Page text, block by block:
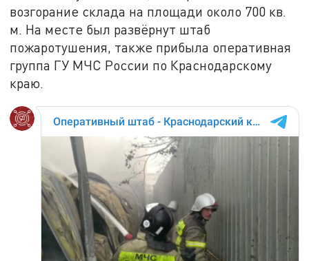
возгорание склада на площади около 700 кв.
м. На месте был развёрнут штаб
пожаротушения, также прибыла оперативная
группа ГУ МЧС России по Краснодарскому
краю.